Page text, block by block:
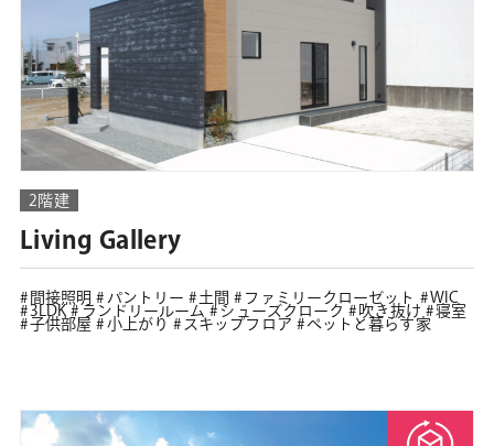
2階建
Living Gallery
間接照明 パントリー 土間 ファミリークローゼット
WIC
3LDK
ランドリールーム シューズクローク 吹き抜け
寝室
子供部屋
小上がり スキップフロア ペットと暮らす家